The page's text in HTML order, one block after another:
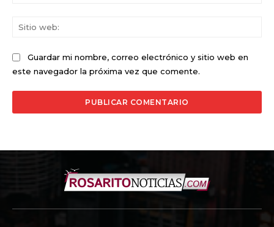
Guardar mi nombre, correo electrónico y sitio web en
este navegador la próxima vez que comente.